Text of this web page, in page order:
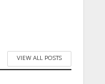
VIEW ALL POSTS